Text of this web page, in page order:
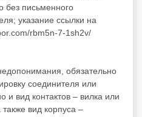
без письменного
указание ссылки на
rbm5n-7-1sh2v/
обязательно
соединителя или
вид контактов – вилка или
вид корпуса –